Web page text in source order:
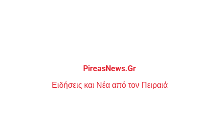
PireasNews.Gr
Ειδήσεις και Νέα από τον Πειραιά